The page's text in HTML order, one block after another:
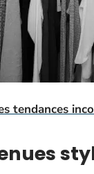
tendances